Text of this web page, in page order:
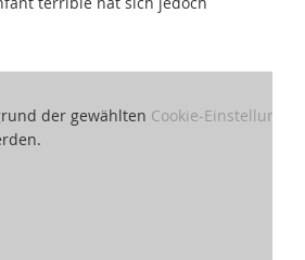
der gewählten Cookie-Einstellungen